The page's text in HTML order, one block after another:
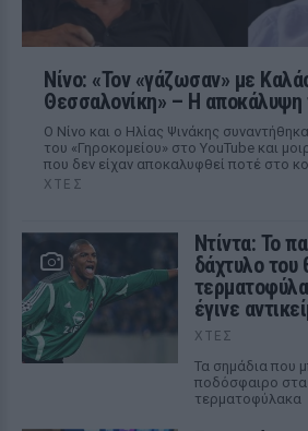
Νίνο: «Τον «γάζωσαν» με
Θεσσαλονίκη» – Η αποκάλυψη
Ο Νίνο και ο Ηλίας Ψινάκης
του «Γηροκομείου» στο YouTube και
που δεν είχαν αποκαλυφθεί ποτέ στο
ΧΤΕΣ
Ντίντα: Το
δάχτυλο του
έγινε
ΧΤΕΣ
Τα σημάδια που
ποδόσφαιρο στα
τερματοφύλακα